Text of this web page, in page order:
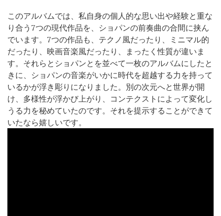
このアルバムでは、私自身の個人的な思い出や経験と重な
り合う7つの現代作品を、ショパンの前奏曲の合間に挟ん
でいます。7つの作品も、テクノ風だったり、ミニマル的
だったり、映画音楽風だったり、まったく性質が違いま
す。それらとショパンとを並べて一枚のアルバムにしたと
きに、ショパンの音楽がいかに時代を超越する力を持って
いるかが浮き彫りになりました。別の次元へと世界が開
け、多様性が浮かび上がり、コンテクストによって変化し
うる力を秘めていたのです。それを提示することができて
いたなら嬉しいです。